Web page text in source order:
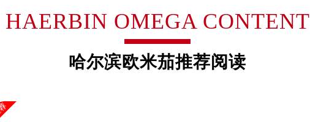
中央街欧米茄售后服务中心（需提前预约）
大街欧米茄售后服务中心（需提前预约）
南路欧米茄售后服务中心（需提前预约）
和大街欧米茄售后服务中心（需提前预约）
售后服务中心（需提前预约）
HAERBIN OMEGA CONTENT
哈尔滨欧米茄推荐阅读